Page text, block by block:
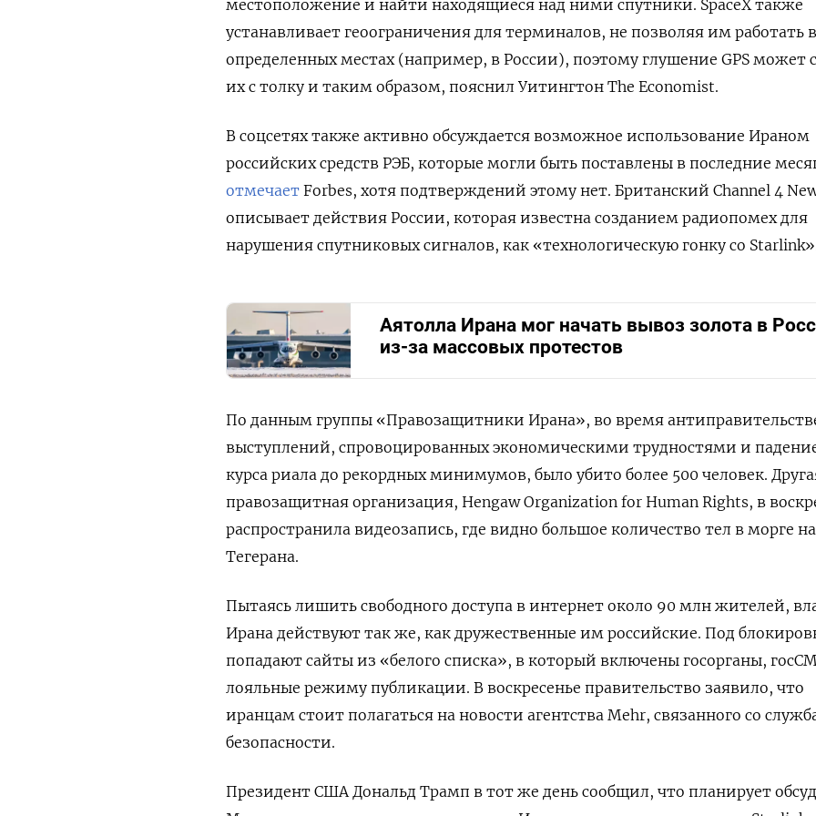
местоположение и найти находящиеся над ними спутники. SpaceX также
устанавливает геоограничения для терминалов, не позволяя им работать в
определенных местах (например, в России), поэтому глушение GPS может
их с толку и таким образом, пояснил Уитингтон The Economist.
В соцсетях также активно обсуждается возможное использование Ираном
российских средств РЭБ, которые могли быть поставлены в последние
отмечает Forbes, хотя подтверждений этому нет. Британский Channel 4
описывает действия России, которая известна созданием радиопомех для
нарушения спутниковых сигналов, как «технологическую гонку со
Аятолла Ирана мог начать вывоз золота в
из-за массовых протестов
По данным группы «Правозащитники Ирана», во время
выступлений, спровоцированных экономическими трудностями и
курса риала до рекордных минимумов, было убито более 500 человек.
правозащитная организация, Hengaw Organization for Human Rights, в
распространила видеозапись, где видно большое количество тел в морге
Тегерана.
Пытаясь лишить свободного доступа в интернет около 90 млн жителей,
Ирана действуют так же, как дружественные им российские. Под
попадают сайты из «белого списка», в который включены госорганы,
лояльные режиму публикации. В воскресенье правительство заявило, что
иранцам стоит полагаться на новости агентства Mehr, связанного со
безопасности.
Президент США Дональд Трамп в тот же день сообщил, что планирует